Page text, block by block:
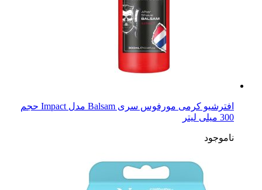
افترشیو کرمی مورفوس سری Balsam مدل Impact حجم
300 میلی لیتر
ناموجود